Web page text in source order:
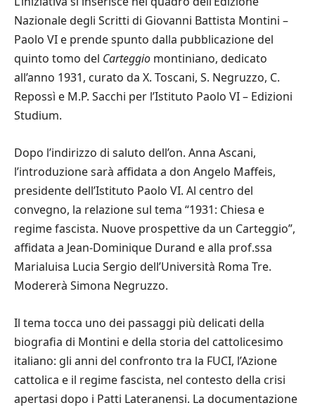
Nazionale degli Scritti di Giovanni Battista Montini –
Paolo VI e prende spunto dalla pubblicazione del
quinto tomo del Carteggio montiniano, dedicato
all’anno 1931, curato da X. Toscani, S. Negruzzo, C.
Repossì e M.P. Sacchi per l’Istituto Paolo VI – Edizioni
Studium.
Dopo l’indirizzo di saluto dell’on. Anna Ascani,
l’introduzione sarà affidata a don Angelo Maffeis,
presidente dell’Istituto Paolo VI. Al centro del
convegno, la relazione sul tema “1931: Chiesa e
regime fascista. Nuove prospettive da un Carteggio”,
affidata a Jean-Dominique Durand e alla prof.ssa
Marialuisa Lucia Sergio dell’Università Roma Tre.
Modererà Simona Negruzzo.
Il tema tocca uno dei passaggi più delicati della
biografia di Montini e della storia del cattolicesimo
italiano: gli anni del confronto tra la FUCI, l’Azione
cattolica e il regime fascista, nel contesto della crisi
apertasi dopo i Patti Lateranensi. La documentazione